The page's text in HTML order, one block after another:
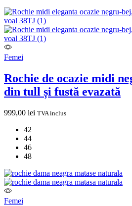
Femei
Rochie de ocazie midi
din tull și fustă evazată
999,00 lei TVA inclus
42
44
46
48
Femei